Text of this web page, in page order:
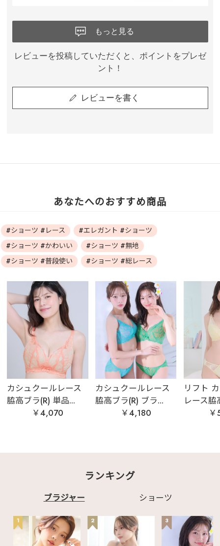
もっと見る
レビューを投稿していただくと、ポイントをプレゼ
ント！
レビューを書く
あなたへのおすすめ商品
#ショーツ #レース
#エレガント #ショーツ
#ショーツ #かわいい
#ショーツ #無地
#ショーツ #普段使い
#ショーツ #総レース
カシュクールレース
脇高ブラ(R) 単品...
￥4,070
カシュクールレース
脇高ブラ(R) ブラ...
￥4,180
リフト
レース脇
ランキング
ブラジャー ショーツ
1 2 3